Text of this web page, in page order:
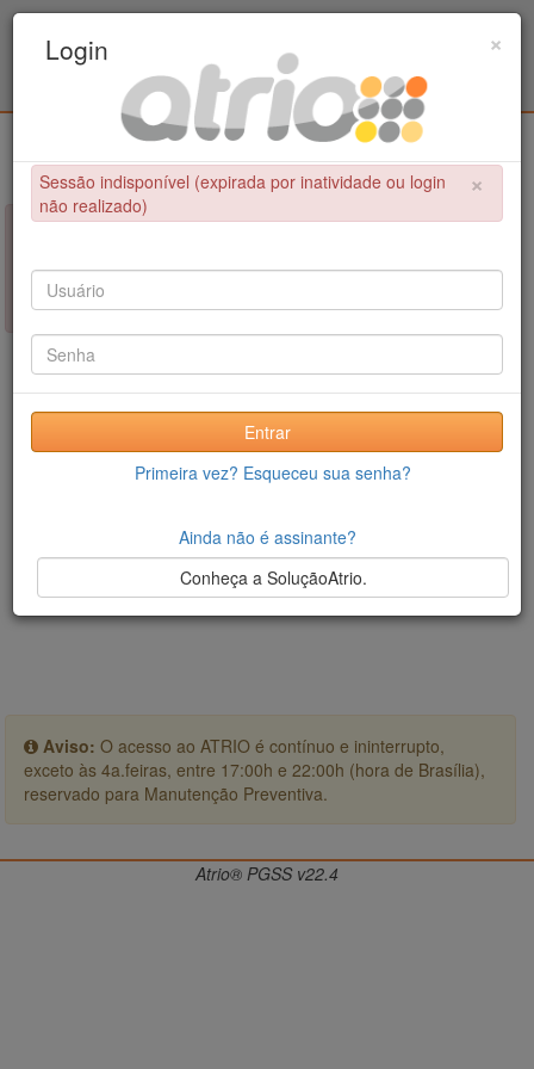
Civil / UPE
×
NÃO FOI POSSÍVEL CONCLUIR A OPERAÇÃO
Sessão indisponível (expirada por inatividade ou login não
realizado)
Aviso: O acesso ao ATRIO é contínuo e ininterrupto,
exceto às 4a.feiras, entre 17:00h e 22:00h (hora de Brasília),
reservado para Manutenção Preventiva.
×
Login
×
Sessão indisponível (expirada por inatividade ou login
não realizado)
Entrar
Primeira vez? Esqueceu sua senha?
Ainda não é assinante?
Conheça a SoluçãoAtrio.
Atrio® PGSS v22.4